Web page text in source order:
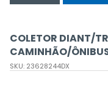
COLETOR DIANT/
CAMINHÃO/
SKU: 23628244DX